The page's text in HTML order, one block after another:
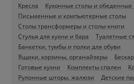
Кресла
Кухонные столы и обеденные
Письменные и компьютерные столы
Столы трансформеры и столы-книги
Стулья для кухни и бара
Туалетные
Банкетки, тумбы и полки для обуви
Ящики, корзины, органайзеры
Готовые кухни
Комплекты спален
Рулонные шторы, жалюзи
Детские